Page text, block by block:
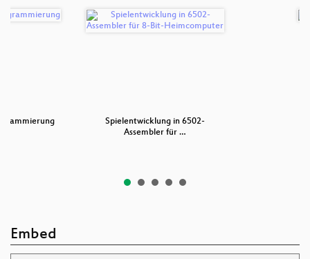
Spielentwicklung in 6502-
Assembler für …
Embed